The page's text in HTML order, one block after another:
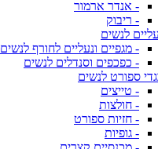
- אנדר ארמור
- ריבוק
לנשים
- מגפיים ונעליים לחורף לנשים
- כפכפים וסנדלים לנשים
ספורט לנשים
- טייצים
- חולצות
- חזיות ספורט
- גופיות